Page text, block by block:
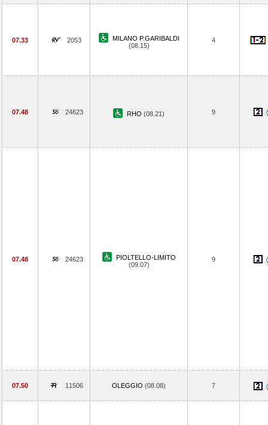
07.33 2053
MILANO P.GARIBALDI
(08.15)
4
07.48 24623 RHO (08.21) 9
07.48 24623
PIOLTELLO-LIMITO
(09.07)
9
07.50 11506 OLEGGIO (08.08) 7